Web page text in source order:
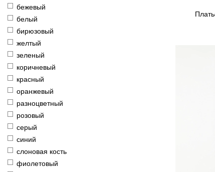
бежевый
белый
бирюзовый
желтый
зеленый
коричневый
красный
оранжевый
разноцветный
розовый
серый
синий
слоновая кость
фиолетовый